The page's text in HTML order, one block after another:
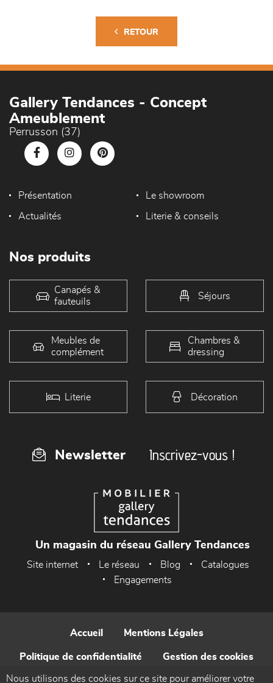
RETOUR
Gallery Tendances - Concept
Ameublement
Perrusson (37)
Présentation Le showroom
Actualités Literie & conseils
Nos produits
Canapés &
fauteuils
Séjours
Meubles de
complément
Chambres &
dressing
Literie Décoration
Newsletter Inscrivez-vous !
Un magasin du réseau Gallery Tendances
Site internet Le réseau Blog
Catalogues
Engagements
Accueil Mentions Légales
Politique de confidentialité Gestion des cookies
Contact
Nous utilisons des cookies sur ce site pour améliorer votre